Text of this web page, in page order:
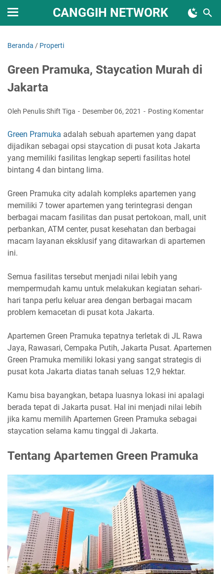
CANGGIH NETWORK
Beranda / Properti
Green Pramuka, Staycation Murah di
Jakarta
Oleh Penulis Shift Tiga Desember 06, 2021 Posting Komentar
Green Pramuka adalah sebuah apartemen yang dapat
dijadikan sebagai opsi staycation di pusat kota Jakarta
yang memiliki fasilitas lengkap seperti fasilitas hotel
bintang 4 dan bintang lima.
Green Pramuka city adalah kompleks apartemen yang
memiliki 7 tower apartemen yang terintegrasi dengan
berbagai macam fasilitas dan pusat pertokoan, mall, unit
perbankan, ATM center, pusat kesehatan dan berbagai
macam layanan eksklusif yang ditawarkan di apartemen
ini.
Semua fasilitas tersebut menjadi nilai lebih yang
mempermudah kamu untuk melakukan kegiatan sehari-
hari tanpa perlu keluar area dengan berbagai macam
problem kemacetan di pusat kota Jakarta.
Apartemen Green Pramuka tepatnya terletak di JL Rawa
Jaya, Rawasari, Cempaka Putih, Jakarta Pusat. Apartemen
Green Pramuka memiliki lokasi yang sangat strategis di
pusat kota Jakarta diatas tanah seluas 12,9 hektar.
Kamu bisa bayangkan, betapa luasnya lokasi ini apalagi
berada tepat di Jakarta pusat. Hal ini menjadi nilai lebih
jika kamu memilih Apartemen Green Pramuka sebagai
staycation selama kamu tinggal di Jakarta.
Tentang Apartemen Green Pramuka